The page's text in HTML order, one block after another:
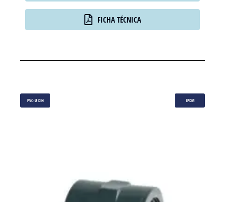
FICHA TÉCNICA
PVC-U DIN EPDM